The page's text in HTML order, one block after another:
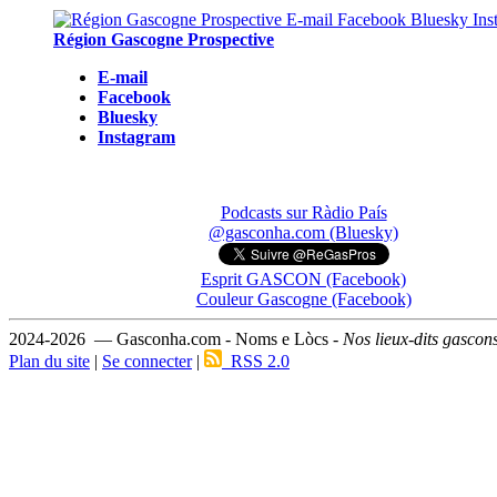
Région Gascogne Prospective
E-mail
Facebook
Bluesky
Instagram
Podcasts sur Ràdio País
@gasconha.com (Bluesky)
Esprit GASCON (Facebook)
Couleur Gascogne (Facebook)
2024-2026 — Gasconha.com - Noms e Lòcs - Nos lieux-dits
Plan du site | Se connecter| RSS 2.0